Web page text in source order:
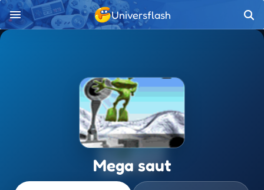
Universflash
Mega saut